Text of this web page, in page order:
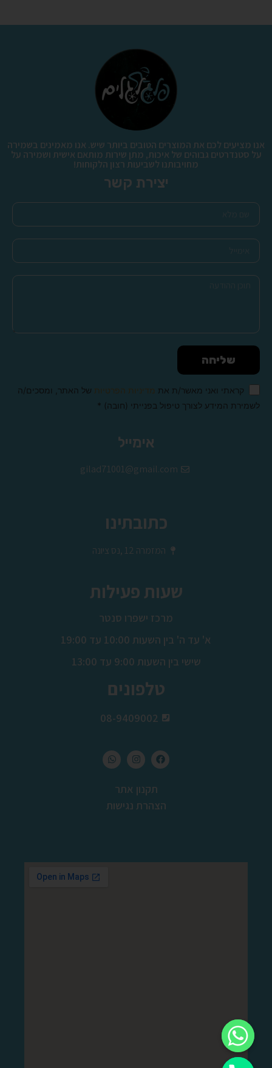
אנו מציעים לכם את המוצרים הטובים ביותר שיש. אנו מאמינים בשמירה
על סטנדרטים גבוהים של איכות, מתן שירות מותאם אישית ושמירה על
מחויבותנו לשביעות רצון הלקוחות!
יצירת קשר
שליחה
קראתי ואני מאשר/ת את מדיניות הפרטיות של האתר, ומסכים/ה
לשמירת המידע לצורך טיפול בפנייתי (חובה) *
אימייל
gilad71001@gmail.com
כתובתינו
המזמרה 12 ,נס ציונה
שעות פעילות
מרכז ישפרו סנטר
א' עד ה' בין השעות 10:00 עד 19:00
שישי בין השעות 9:00 עד 13:00
טלפונים
08-9409002
תקנון אתר
הצהרת נגישות